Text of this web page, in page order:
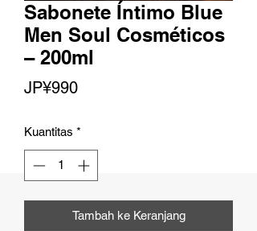
Sabonete Íntimo Blue
Men Soul Cosméticos
– 200ml
JP¥990Harga
Kuantitas *
Tambah ke Keranjang